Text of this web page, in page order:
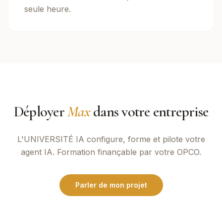
seule heure.
DéployerMaxdans votre entreprise
L'UNIVERSITÉ IA configure, forme et pilote votre
agent IA. Formation finançable par votre OPCO.
Parler de mon projet